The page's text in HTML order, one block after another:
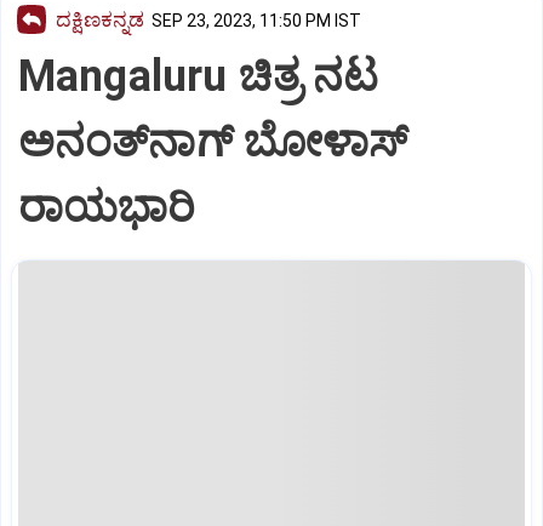
ದಕ್ಷಿಣಕನ್ನಡ SEP 23, 2023, 11:50 PM IST
Mangaluru ಚಿತ್ರ ನಟ
ಅನಂತ್‌ನಾಗ್‌ ಬೋಳಾಸ್‌
ರಾಯಭಾರಿ